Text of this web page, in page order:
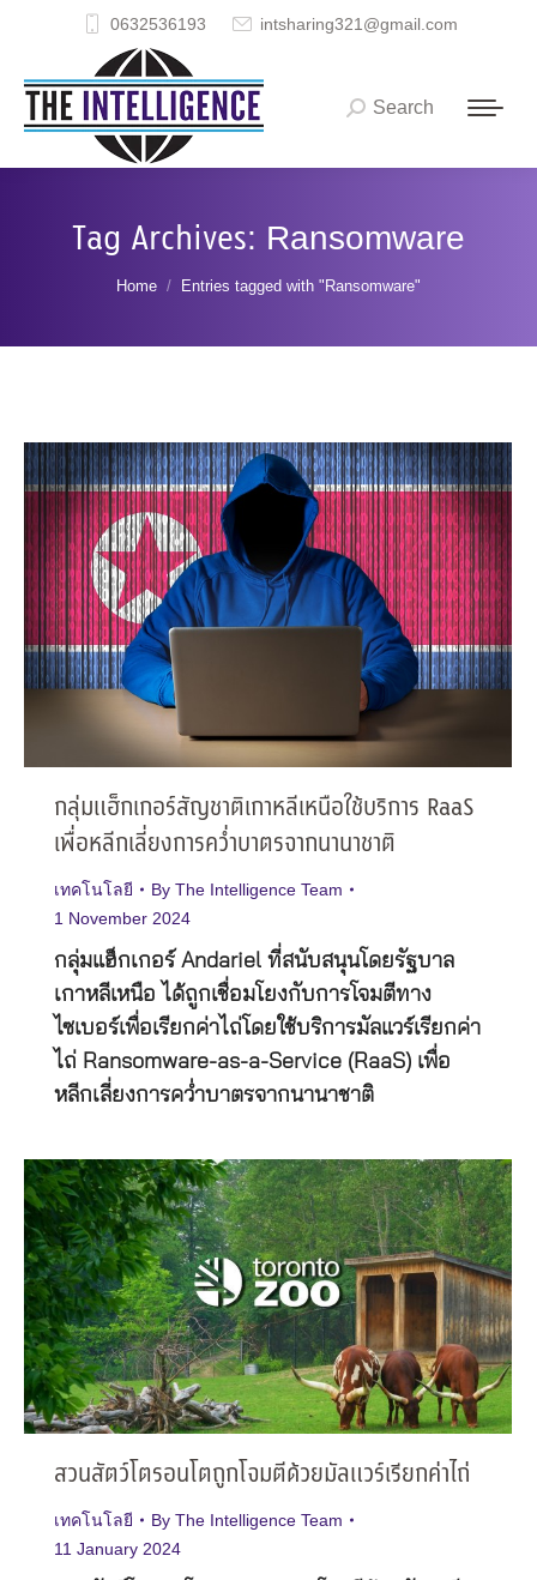
0632536193 intsharing321@gmail.com
Search:
Search
Tag Archives: Ransomware
You are here:
Home Entries tagged with "Ransomware"
กลุ่มแฮ็กเกอร์สัญชาติเกาหลีเหนือใช้บริการ RaaS
เพื่อหลีกเลี่ยงการคว่ำบาตรจากนานาชาติ
เทคโนโลยี By The Intelligence Team
1 November 2024
กลุ่มแฮ็กเกอร์ Andariel ที่สนับสนุนโดยรัฐบาล
เกาหลีเหนือ ได้ถูกเชื่อมโยงกับการโจมตีทาง
ไซเบอร์เพื่อเรียกค่าไถ่โดยใช้บริการมัลแวร์เรียกค่า
ไถ่ Ransomware-as-a-Service (RaaS) เพื่อ
หลีกเลี่ยงการคว่ำบาตรจากนานาชาติ
สวนสัตว์โตรอนโตถูกโจมตีด้วยมัลแวร์เรียกค่าไถ่
เทคโนโลยี By The Intelligence Team
11 January 2024